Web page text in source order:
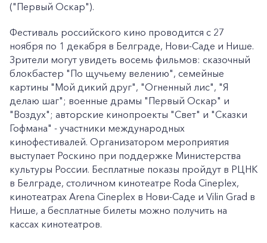
("Первый Оскар").
Фестиваль российского кино проводится с 27
ноября по 1 декабря в Белграде, Нови-Саде и Нише.
Зрители могут увидеть восемь фильмов: сказочный
блокбастер "По щучьему велению", семейные
картины "Мой дикий друг", "Огненный лис", "Я
делаю шаг"; военные драмы "Первый Оскар" и
"Воздух"; авторские кинопроекты "Свет" и "Сказки
Гофмана" - участники международных
кинофестивалей. Организатором мероприятия
выступает Роскино при поддержке Министерства
культуры России. Бесплатные показы пройдут в РЦНК
в Белграде, столичном кинотеатре Roda Cineplex,
кинотеатрах Arena Cineplex в Нови-Саде и Vilin Grad в
Нише, а бесплатные билеты можно получить на
кассах кинотеатров.